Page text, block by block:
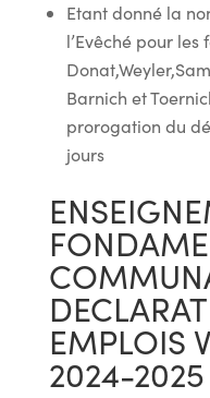
Etant donné la
l’Evêché pour
Barnich et
prorogation du
jours
EMPLOIS
2024-2025